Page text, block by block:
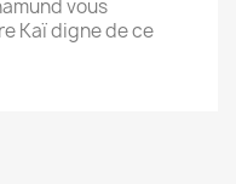
vous
Kaï digne de ce